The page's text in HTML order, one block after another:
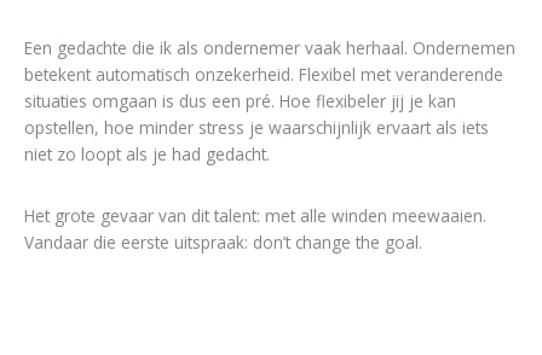
Een gedachte die ik als ondernemer vaak herhaal. Ondernemen
betekent automatisch onzekerheid. Flexibel met veranderende
situaties omgaan is dus een pré. Hoe flexibeler jij je kan
opstellen, hoe minder stress je waarschijnlijk ervaart als iets
niet zo loopt als je had gedacht.
Het grote gevaar van dit talent: met alle winden meewaaien.
Vandaar die eerste uitspraak: don’t change the goal.